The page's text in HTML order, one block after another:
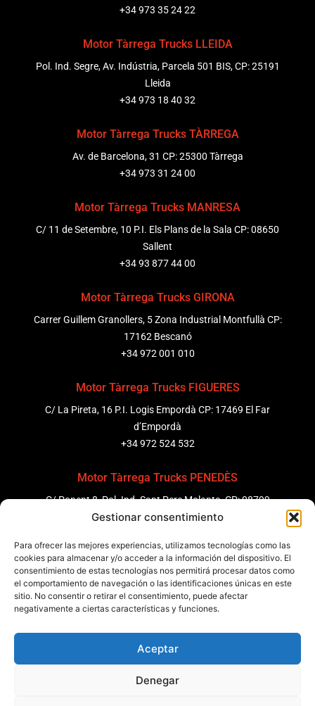
Gestionar consentimiento
Para ofrecer las mejores experiencias, utilizamos tecnologías como las
cookies para almacenar y/o acceder a la información del dispositivo. El
consentimiento de estas tecnologías nos permitirá procesar datos como
el comportamiento de navegación o las identificaciones únicas en este
sitio. No consentir o retirar el consentimiento, puede afectar
negativamente a ciertas características y funciones.
Aceptar
Denegar
+34 973 35 24 22
Motor Tàrrega Trucks LLEIDA
Pol. Ind. Segre, Av. Indústria, Parcela 501 BIS, CP: 25191
Lleida
+34 973 18 40 32
Motor Tàrrega Trucks TÀRREGA
Av. de Barcelona, 31 CP: 25300 Tàrrega
+34 973 31 24 00
Motor Tàrrega Trucks MANRESA
C/ 11 de Setembre, 10 P.I. Els Plans de la Sala CP: 08650
Sallent
+34 93 877 44 00
Motor Tàrrega Trucks GIRONA
Carrer Guillem Granollers, 5 Zona Industrial Montfullà CP:
17162 Bescanó
+34 972 001 010
Motor Tàrrega Trucks FIGUERES
C/ La Pireta, 16 P.I. Logis Empordà CP: 17469 El Far
d’Empordà
+34 972 524 532
Motor Tàrrega Trucks PENEDÈS
C/ Ponent 8, Pol. Ind. Sant Pere Molanta, CP: 08799
Olèrdola
Motor Tàrrega Trucks BARCELONA
Zona Franca, Carrer E, s/n 08040 Barcelona, España
+34 932 63 43 51
Contactar
Certificacions